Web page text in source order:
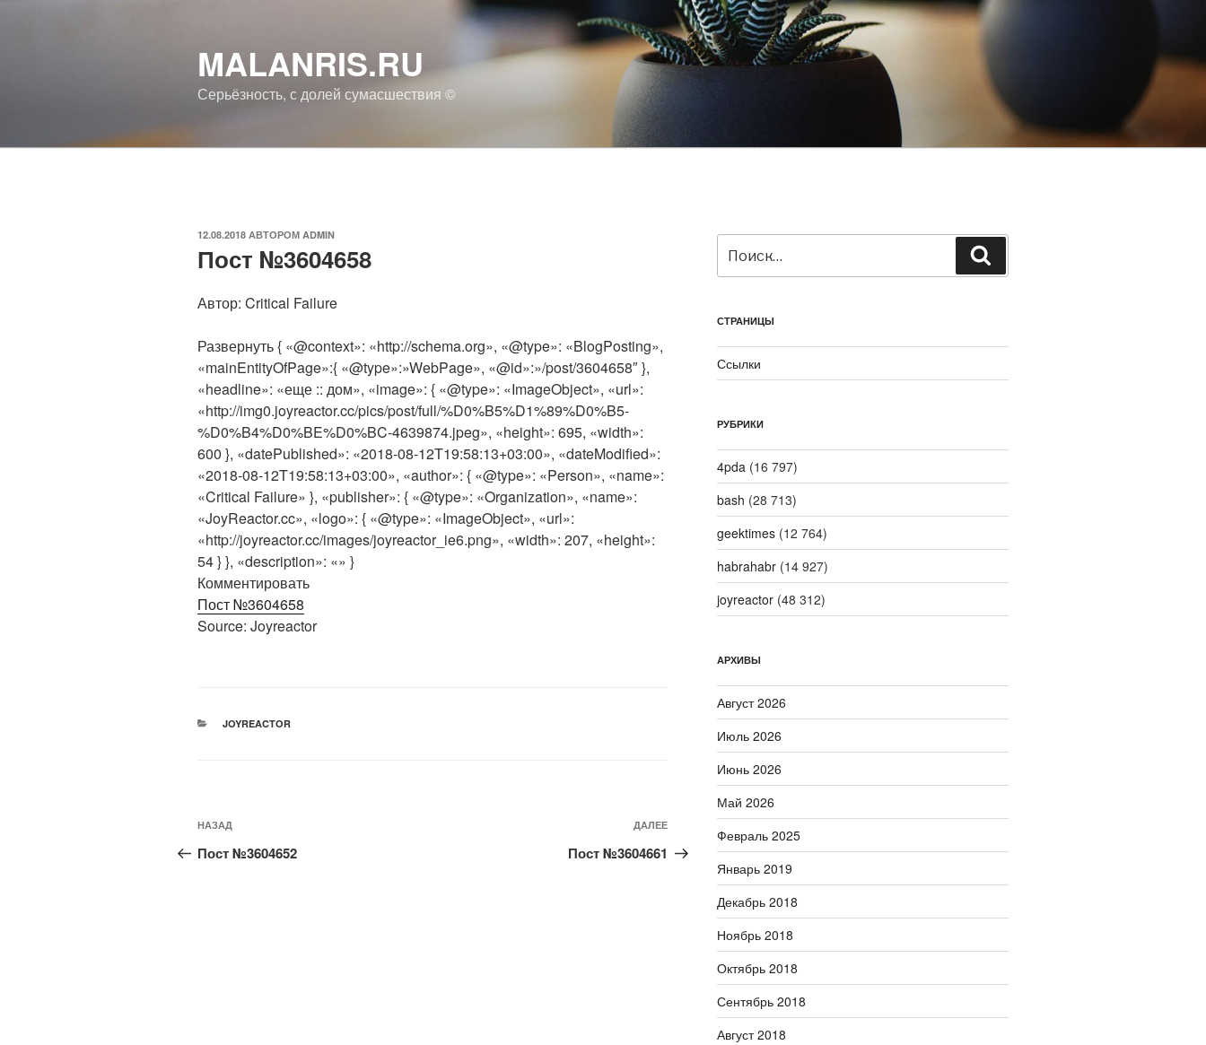
MALANRIS.RU
Серьёзность, с долей сумасшествия ©
ОПУБЛИКОВАНО
12.08.2018 АВТОРОМ ADMIN
Пост №3604658
Автор: Critical Failure
Развернуть { «@context»: «http://schema.org», «@type»: «BlogPosting»,
«mainEntityOfPage»:{ «@type»:»WebPage», «@id»:»/post/3604658″ },
«headline»: «еще :: дом», «image»: { «@type»: «ImageObject», «url»:
«http://img0.joyreactor.cc/pics/post/full/%D0%B5%D1%89%D0%B5-
%D0%B4%D0%BE%D0%BC-4639874.jpeg», «height»: 695, «width»:
600 }, «datePublished»: «2018-08-12T19:58:13+03:00», «dateModified»:
«2018-08-12T19:58:13+03:00», «author»: { «@type»: «Person», «name»:
«Critical Failure» }, «publisher»: { «@type»: «Organization», «name»:
«JoyReactor.cc», «logo»: { «@type»: «ImageObject», «url»:
«http://joyreactor.cc/images/joyreactor_ie6.png», «width»: 207, «height»:
54 } }, «description»: «» }
Комментировать
Пост №3604658
Source: Joyreactor
РУБРИКИ
JOYREACTOR
Навигация
по
Предыдущая
запись:
НАЗАД
Пост №3604652
Следующая
запись
ДАЛЕЕ
Пост №3604661
СТРАНИЦЫ
Ссылки
РУБРИКИ
4pda(16 797)
bash (28 713)
geektimes(12 764)
habrahabr(14 927)
joyreactor(48 312)
АРХИВЫ
Август 2026
Июль 2026
Июнь 2026
Май 2026
Февраль 2025
Январь 2019
Декабрь 2018
Ноябрь 2018
Октябрь 2018
Сентябрь 2018
Август 2018